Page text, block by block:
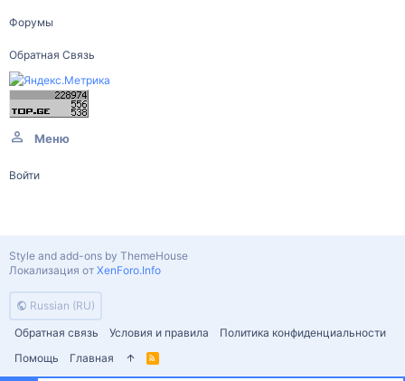
Форумы
Обратная Связь
Меню
Войти
Russian (RU)
Обратная связь
Условия и правила
Политика конфиденциальности
Помощь
Главная
R
Style and add-ons by ThemeHouse
Локализация от XenForo.Info